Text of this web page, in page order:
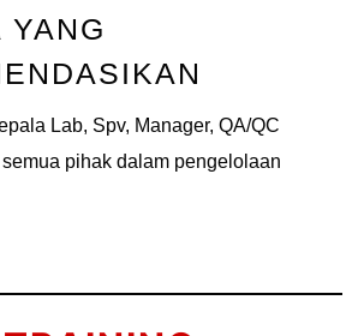
YANG
Lab, Spv, Manager, QA/QC
pihak dalam pengelolaan